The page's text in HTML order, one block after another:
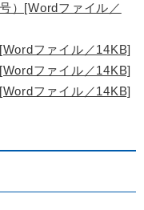
）[Wordファイル／
ファイル／14KB]
ファイル／14KB]
ファイル／14KB]